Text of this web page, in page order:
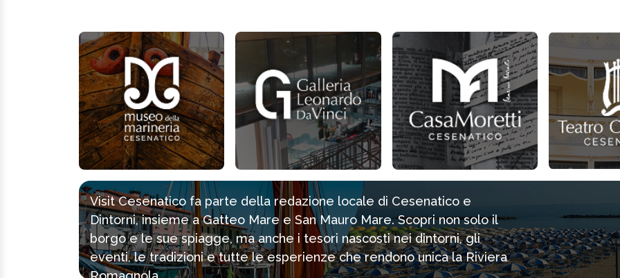
Visit Cesenatico fa parte della redazione locale di Cesenatico e
Dintorni, insieme a Gatteo Mare e San Mauro Mare. Scopri non solo il
borgo e le sue spiagge, ma anche i tesori nascosti nei dintorni, gli
eventi, le tradizioni e tutte le esperienze che rendono unica la Riviera